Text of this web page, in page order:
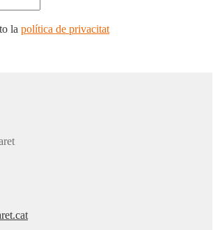
la política de privacitat